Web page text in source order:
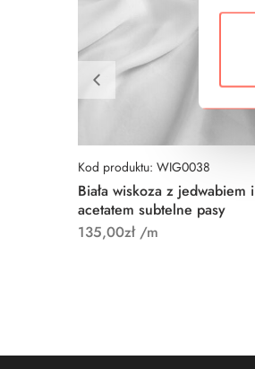
Kod produktu: WIG0038
Biała wiskoza z jedwabiem i
acetatem subtelne pasy
135,00zł/m